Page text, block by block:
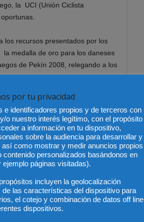
la UCI (Unión Ciclista
los recursos presentados por los
medalla de oro para los daneses
de Pekín 2008, relegando a los
y desestimaba ambos
de Regatas ante la primera
desestimar la protesta al
no había supuesto una ventaja
por tu privacidad
e identificadores propios y de terceros con
o nuestro interés legítimo, con el propósito
a información en tu dispositivo,
sobre la audiencia para desarrollar y
como mostrar y medir anuncios propios
contenido personalizados basándonos en
ejemplo páginas visitadas).
incluyen la geolocalización
de las características del dispositivo para
el cotejo y combinación de datos off line
dispositivos.